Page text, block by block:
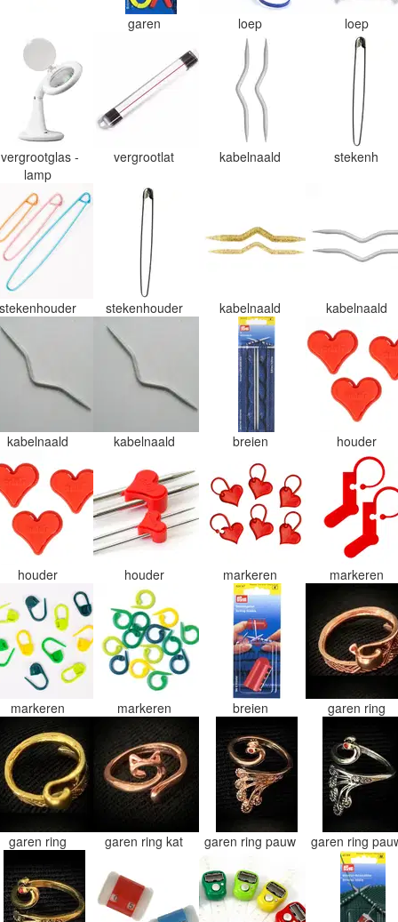
garen loep loep
vergrootglas -
lamp
vergrootlat kabelnaald stekenh
stekenhouder stekenhouder kabelnaald kabelnaald
kabelnaald kabelnaald breien houder
houder houder markeren markeren
markeren markeren breien garen ring
garen ring garen ring kat garen ring pauw garen ring